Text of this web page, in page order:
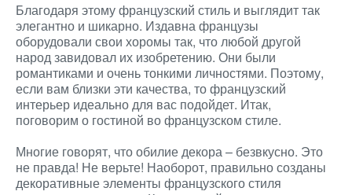
Благодаря этому французский стиль и выглядит так
элегантно и шикарно. Издавна французы
оборудовали свои хоромы так, что любой другой
народ завидовал их изобретению. Они были
романтиками и очень тонкими личностями. Поэтому,
если вам близки эти качества, то французский
интерьер идеально для вас подойдет. Итак,
поговорим о гостиной во французском стиле.
Многие говорят, что обилие декора – безвкусно. Это
не правда! Не верьте! Наоборот, правильно созданы
декоративные элементы французского стиля